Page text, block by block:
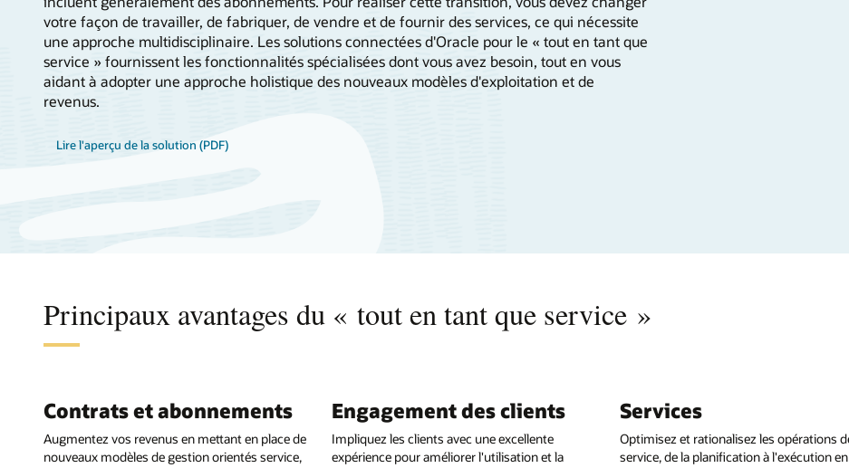
votre façon de travailler, de fabriquer, de vendre et de fournir des services, ce qui nécessite
une approche multidisciplinaire. Les solutions connectées d'Oracle pour le « tout en tant que
service » fournissent les fonctionnalités spécialisées dont vous avez besoin, tout en vous
aidant à adopter une approche holistique des nouveaux modèles d'exploitation et de
revenus.
Lire l'aperçu de la solution (PDF)
Principaux avantages du « tout en tant que service »
Contrats et abonnements
Augmentez vos revenus en mettant en place de
nouveaux modèles de gestion orientés service,
Engagement des clients
Impliquez les clients avec une excellente
expérience pour améliorer l'utilisation et la
Services
Optimisez et rationalisez les opérations
service, de la planification à l'exécution en